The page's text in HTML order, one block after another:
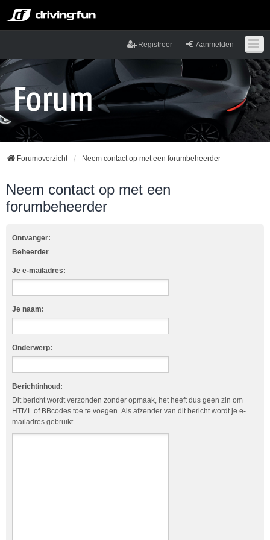
Aanmelden
Registreer
Forumoverzicht Neem contact op met een forumbeheerder
Neem contact op met een
forumbeheerder
Ontvanger:
Beheerder
Je e-mailadres:
Je naam:
Onderwerp:
Berichtinhoud:
Dit bericht wordt verzonden zonder opmaak, het heeft dus geen zin om
HTML of BBcodes toe te voegen. Als afzender van dit bericht wordt je e-
mailadres gebruikt.